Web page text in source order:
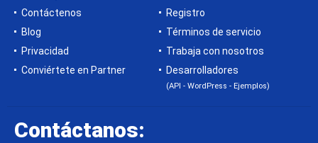
Contáctenos
Registro
Blog
Términos de servicio
Privacidad
Trabaja con nosotros
Conviértete en Partner
Desarrolladores
(API - WordPress - Ejemplos)
Contáctanos: